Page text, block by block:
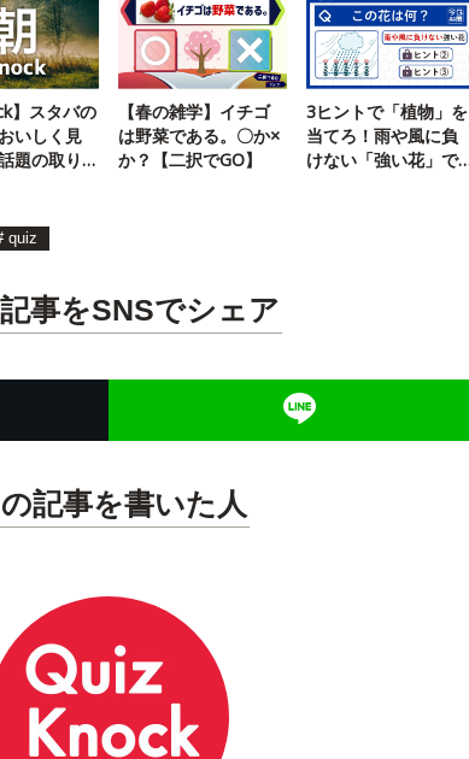
】スタバの
いしく見
題の取り
【春の雑学】イチゴ
は野菜である。〇か×
か？【二択でGO】
3ヒントで「植物」を
当てろ！雨や風に負
けない「強い花」で
quiz
事をSNSでシェア
記事を書いた人